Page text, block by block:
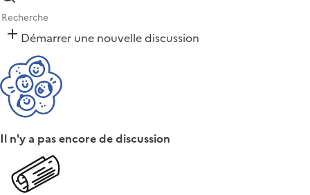
Démarrer une nouvelle discussion
Il n'y a pas encore de discussion